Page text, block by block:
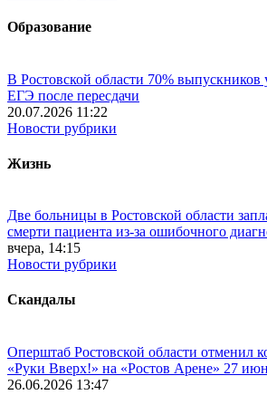
Образование
В Ростовской области 70% выпускников
ЕГЭ после пересдачи
20.07.2026 11:22
Новости рубрики
Жизнь
Две больницы в Ростовской области
смерти пациента из-за ошибочного
вчера, 14:15
Новости рубрики
Скандалы
Оперштаб Ростовской области отменил
«Руки Вверх!» на «Ростов Арене» 27
26.06.2026 13:47